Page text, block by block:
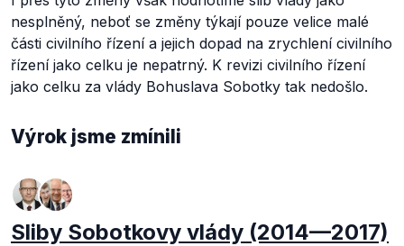
nesplněný, neboť se změny týkají pouze velice malé
části civilního řízení a jejich dopad na zrychlení civilního
řízení jako celku je nepatrný. K revizi civilního řízení
jako celku za vlády Bohuslava Sobotky tak nedošlo.
Výrok jsme zmínili
Sliby Sobotkovy vlády (2014—2017)